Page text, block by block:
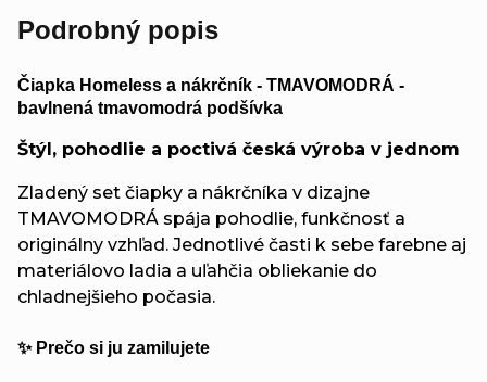
Podrobný popis
Čiapka Homeless a nákrčník - TMAVOMODRÁ -
bavlnená tmavomodrá podšívka
Štýl, pohodlie a poctivá česká výroba v jednom
Zladený set čiapky a nákrčníka v dizajne
TMAVOMODRÁ spája pohodlie, funkčnosť a
originálny vzhľad. Jednotlivé časti k sebe farebne aj
materiálovo ladia a uľahčia obliekanie do
chladnejšieho počasia.
✨ Prečo si ju zamilujete